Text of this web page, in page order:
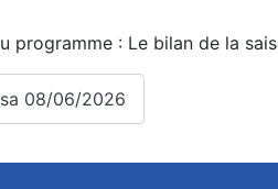
programme : Le bilan de la
08/06/2026